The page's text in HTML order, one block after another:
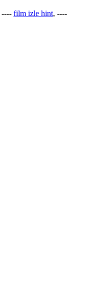
---- film izle hint, ----